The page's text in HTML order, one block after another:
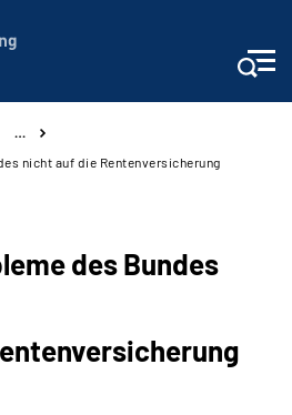
…
nicht auf die Rentenversicherung
des Bundes